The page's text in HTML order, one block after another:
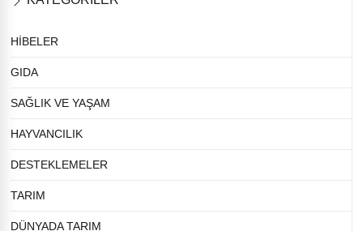
HİBELER
GIDA
SAĞLIK VE YAŞAM
HAYVANCILIK
DESTEKLEMELER
TARIM
DÜNYADA TARIM